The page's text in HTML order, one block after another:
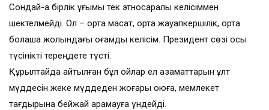
Сондай-ақ бірлік ұғымы тек этносаралық келісіммен
шектелмейді. Ол – ортақ мақсат, ортақ жауапкершілік, ортақ
болашақ жолындағы қоғамдық келісім. Президент сөзі осы
түсінікті тереңдете түсті.
Құрылтайда айтылған бұл ойлар ел азаматтарын ұлт
мүддесін жеке мүддеден жоғары қоюға, мемлекет
тағдырына бейжай қарамауға үндейді.